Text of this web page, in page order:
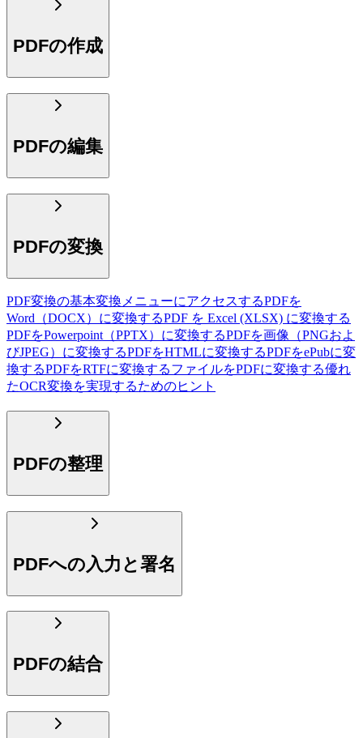
PDFの作成
PDFの編集
PDFの変換
PDF変換の基本変換メニューにアクセスするPDFを
Word（DOCX）に変換するPDF を Excel (XLSX) に変換する
PDFをPowerpoint（PPTX）に変換するPDFを画像（PNGおよ
びJPEG）に変換するPDFをHTMLに変換するPDFをePubに変
換するPDFをRTFに変換するファイルをPDFに変換する優れ
たOCR変換を実現するためのヒント
PDFの整理
PDFへの入力と署名
PDFの結合